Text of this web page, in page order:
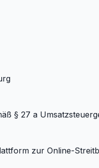
§ 27 a
zur Online-